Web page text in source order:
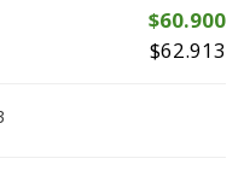
$60.900
$62.913